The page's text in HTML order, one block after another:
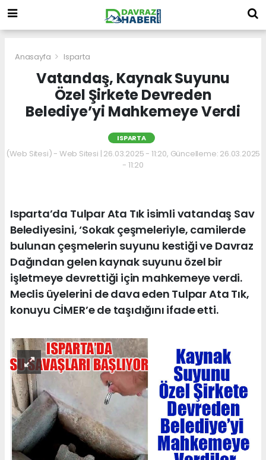
Anasayfa Isparta
Vatandaş, Kaynak Suyunu
Özel Şirkete Devreden
Belediye’yi Mahkemeye Verdi
ISPARTA
(Web Sitesi) - Web Sitesi | 26.03.2025 - 11:20, Güncelleme: 26.03.2025
- 11:20
Isparta’da Tulpar Ata Tık isimli vatandaş Sav
Belediyesini, ‘Sokak çeşmeleriyle, camilerde
bulunan çeşmelerin suyunu kestiği ve Davraz
Dağından gelen kaynak suyunu özel bir
işletmeye devrettiği için mahkemeye verdi.
Meclis üyelerini de dava eden Tulpar Ata Tık,
konuyu CİMER’e de taşıdığını ifade etti.